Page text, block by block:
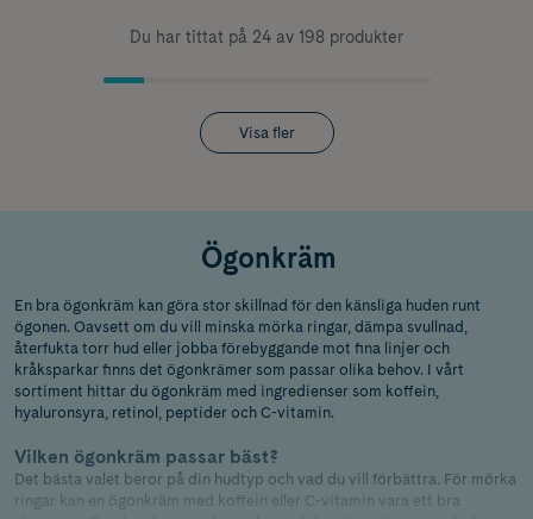
Du har tittat på 24 av 198 produkter
Visa fler
Ögonkräm
En bra ögonkräm kan göra stor skillnad för den känsliga huden runt
ögonen. Oavsett om du vill minska mörka ringar, dämpa svullnad,
återfukta torr hud eller jobba förebyggande mot fina linjer och
kråksparkar finns det ögonkrämer som passar olika behov. I vårt
sortiment hittar du ögonkräm med ingredienser som koffein,
hyaluronsyra, retinol, peptider och C-vitamin.
Vilken ögonkräm passar bäst?
Det bästa valet beror på din hudtyp och vad du vill förbättra. För mörka
ringar kan en ögonkräm med koffein eller C-vitamin vara ett bra